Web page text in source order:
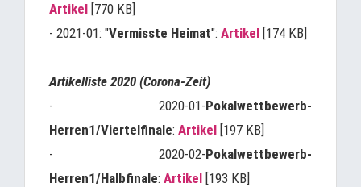
Artikel [770 KB]
- 2021-01: "Vermisste Heimat": Artikel [174 KB]
Artikelliste 2020 (Corona-Zeit)
- 2020-01-Pokalwettbewerb-
Herren1/Viertelfinale: Artikel [197 KB]
- 2020-02-Pokalwettbewerb-
Herren1/Halbfinale: Artikel [193 KB]